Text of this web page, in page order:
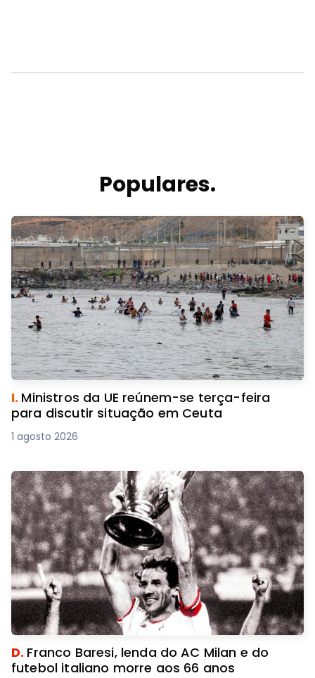
Populares.
I. Ministros da UE reúnem-se terça-feira
para discutir situação em Ceuta
1 agosto 2026
D. Franco Baresi, lenda do AC Milan e do
futebol italiano morre aos 66 anos